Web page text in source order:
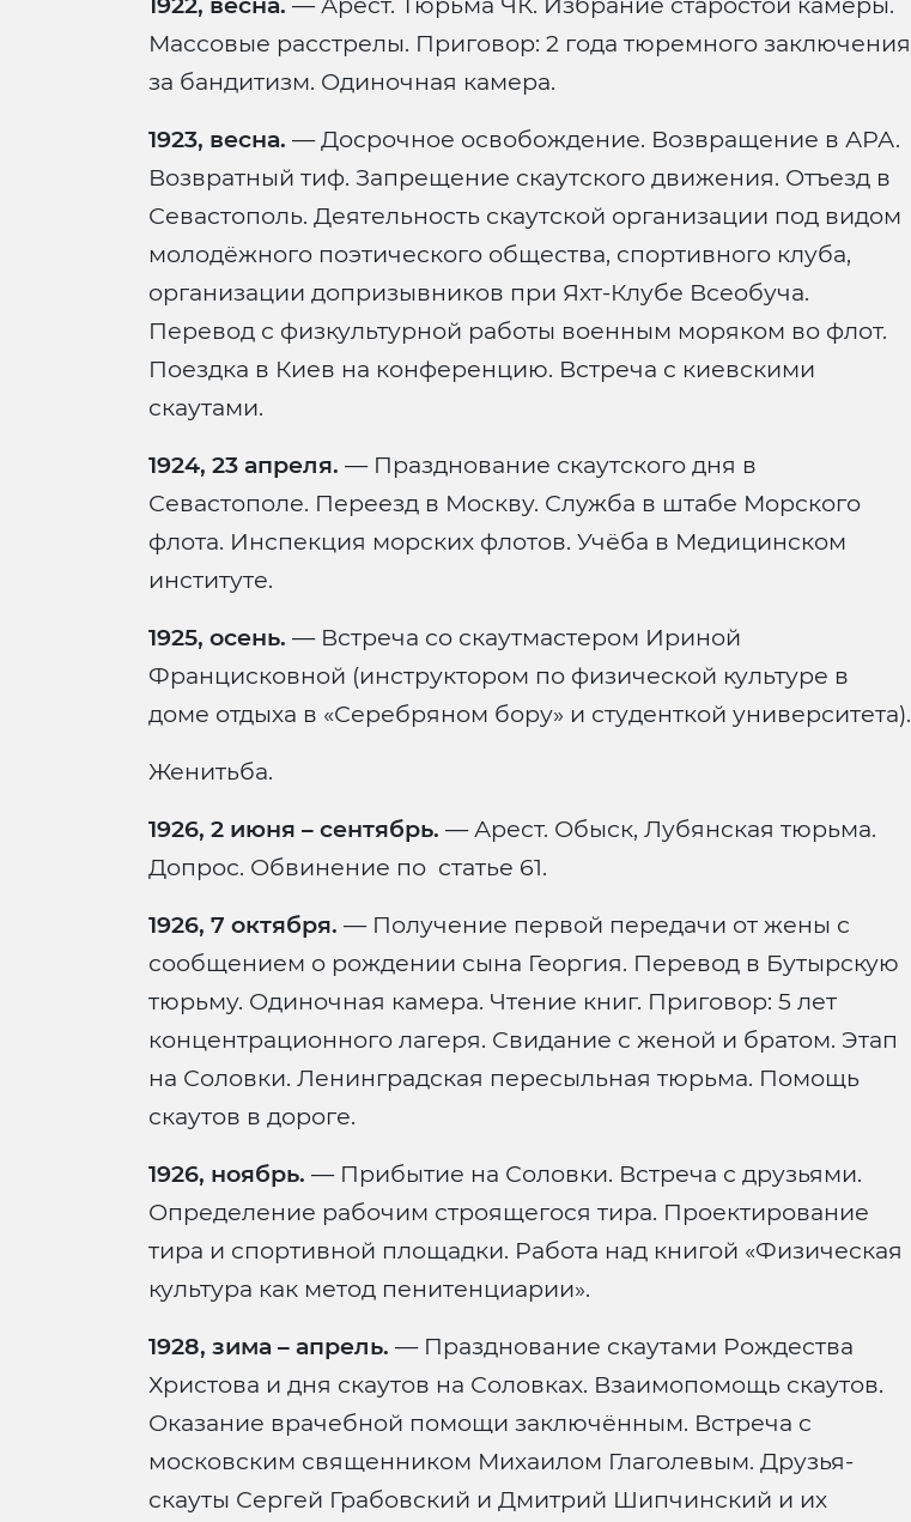
Массовые расстрелы. Приговор: 2 года тюремного заключения
за бандитизм. Одиночная камера.
1923, весна. — Досрочное освобождение. Возвращение в АРА.
Возвратный тиф. Запрещение скаутского движения. Отъезд в
Севастополь. Деятельность скаутской организации под видом
молодёжного поэтического общества, спортивного клуба,
организации допризывников при Яхт-Клубе Всеобуча.
Перевод с физкультурной работы военным моряком во флот.
Поездка в Киев на конференцию. Встреча с киевскими
скаутами.
1924, 23 апреля. — Празднование скаутского дня в
Севастополе. Переезд в Москву. Служба в штабе Морского
флота. Инспекция морских флотов. Учёба в Медицинском
институте.
1925, осень. — Встреча со скаутмастером Ириной
Францисковной (инструктором по физической культуре в
доме отдыха в «Серебряном бору» и студенткой университета).
Женитьба.
1926, 2 июня – сентябрь. — Арест. Обыск, Лубянская тюрьма.
Допрос. Обвинение по статье 61.
1926, 7 октября. — Получение первой передачи от жены с
сообщением о рождении сына Георгия. Перевод в Бутырскую
тюрьму. Одиночная камера. Чтение книг. Приговор: 5 лет
концентрационного лагеря. Свидание с женой и братом. Этап
на Соловки. Ленинградская пересыльная тюрьма. Помощь
скаутов в дороге.
1926, ноябрь. — Прибытие на Соловки. Встреча с друзьями.
Определение рабочим строящегося тира. Проектирование
тира и спортивной площадки. Работа над книгой «Физическая
культура как метод пенитенциарии».
1928, зима – апрель. — Празднование скаутами Рождества
Христова и дня скаутов на Соловках. Взаимопомощь скаутов.
Оказание врачебной помощи заключённым. Встреча с
московским священником Михаилом Глаголевым. Друзья-
скауты Сергей Грабовский и Дмитрий Шипчинский и их